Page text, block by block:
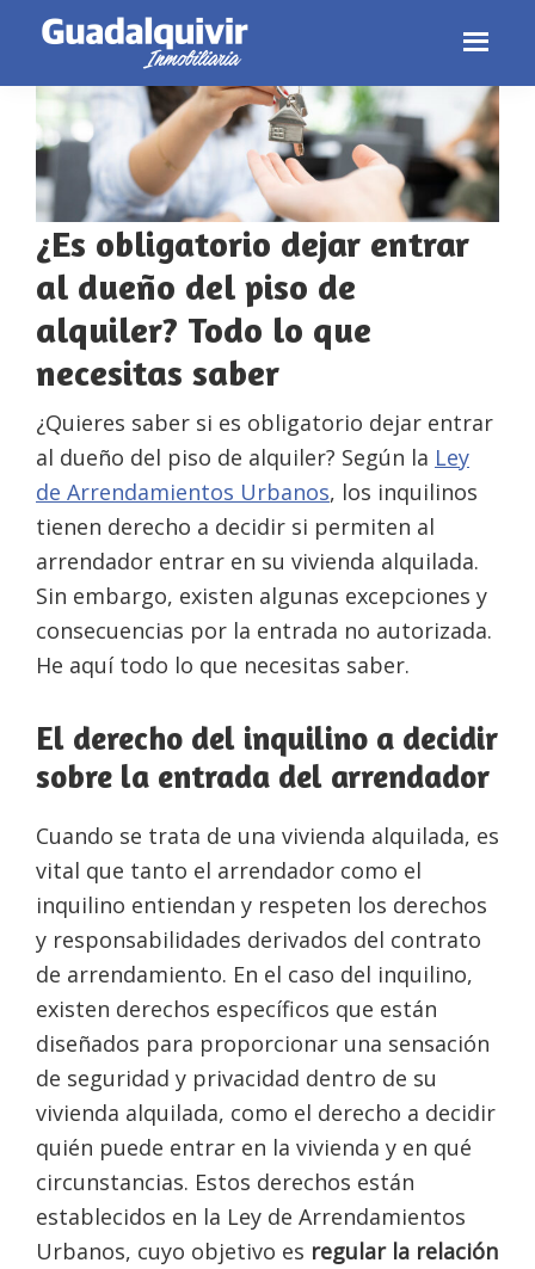
Skip
primary
navigation
Skip
main
content
Skip
footer
¿Es obligatorio dejar entrar
al dueño del piso de
alquiler? Todo lo que
necesitas saber
¿Quieres saber si es obligatorio dejar entrar
al dueño del piso de alquiler? Según la Ley
de Arrendamientos Urbanos, los inquilinos
tienen derecho a decidir si permiten al
arrendador entrar en su vivienda alquilada.
Sin embargo, existen algunas excepciones y
consecuencias por la entrada no autorizada.
He aquí todo lo que necesitas saber.
El derecho del inquilino a decidir
sobre la entrada del arrendador
Cuando se trata de una vivienda alquilada, es
vital que tanto el arrendador como el
inquilino entiendan y respeten los derechos
y responsabilidades derivados del contrato
de arrendamiento. En el caso del inquilino,
existen derechos específicos que están
diseñados para proporcionar una sensación
de seguridad y privacidad dentro de su
vivienda alquilada, como el derecho a decidir
quién puede entrar en la vivienda y en qué
circunstancias. Estos derechos están
establecidos en la Ley de Arrendamientos
Urbanos, cuyo objetivo es regular la relación